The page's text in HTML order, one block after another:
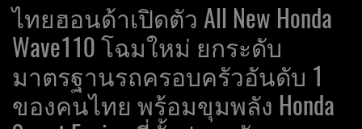
ไทยฮอนด้าเปิดตัว All New Honda
Wave110 โฉมใหม่ ยกระดับ
มาตรฐานรถครอบครัวอันดับ 1
ของคนไทย พร้อมขุมพลัง Honda